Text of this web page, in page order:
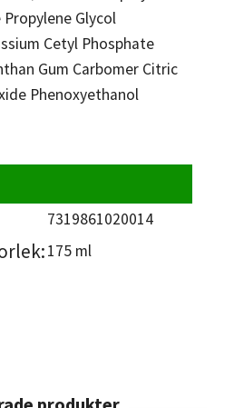
Glycol
Cetyl Phosphate
Gum Carbomer Citric
Phenoxyethanol
7319861020014
175 ml